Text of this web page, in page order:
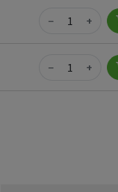
Quantity
− +
Quantity
− +